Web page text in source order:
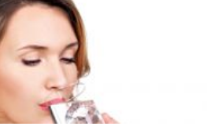
მიხაილ ფედოროვი აცხადებს, რომ
რუსეთის ტერიტორიაზე
სამიზნეების წინააღმდეგ Starlink-
ის გამოყენების საკითხზე ილონ
მასკთან მოლაპარაკებებს
აწარმოებს